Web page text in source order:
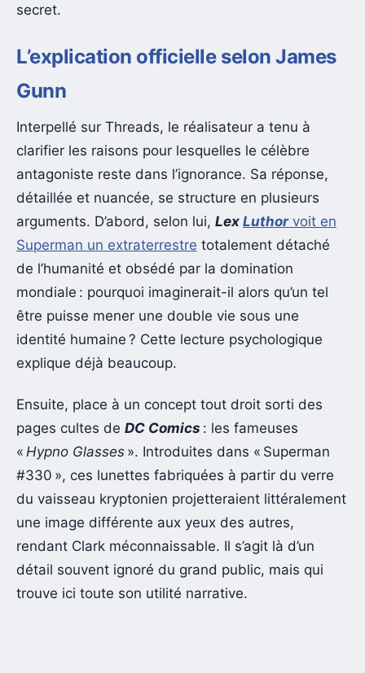
secret.
L’explication officielle selon James
Gunn
Interpellé sur Threads, le réalisateur a tenu à
clarifier les raisons pour lesquelles le célèbre
antagoniste reste dans l’ignorance. Sa réponse,
détaillée et nuancée, se structure en plusieurs
arguments. D’abord, selon lui, Lex Luthorvoit en
Superman un extraterrestre totalement détaché
de l’humanité et obsédé par la domination
mondiale : pourquoi imaginerait-il alors qu’un tel
être puisse mener une double vie sous une
identité humaine ? Cette lecture psychologique
explique déjà beaucoup.
Ensuite, place à un concept tout droit sorti des
pages cultes de DC Comics : les fameuses
« Hypno Glasses ». Introduites dans « Superman
#330 », ces lunettes fabriquées à partir du verre
du vaisseau kryptonien projetteraient littéralement
une image différente aux yeux des autres,
rendant Clark méconnaissable. Il s’agit là d’un
détail souvent ignoré du grand public, mais qui
trouve ici toute son utilité narrative.